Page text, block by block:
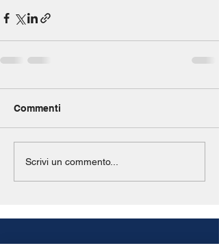
Commenti
Scrivi un commento...